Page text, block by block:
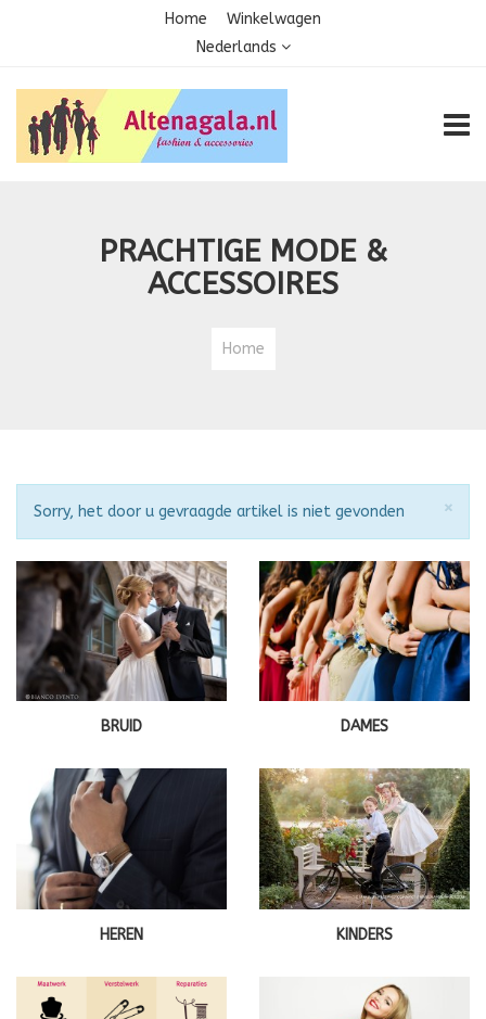
Home
Winkelwagen
Nederlands
PRACHTIGE MODE &
ACCESSOIRES
Home
×
Attentie
Sorry, het door u gevraagde artikel is niet gevonden
BRUID DAMES
HEREN KINDERS